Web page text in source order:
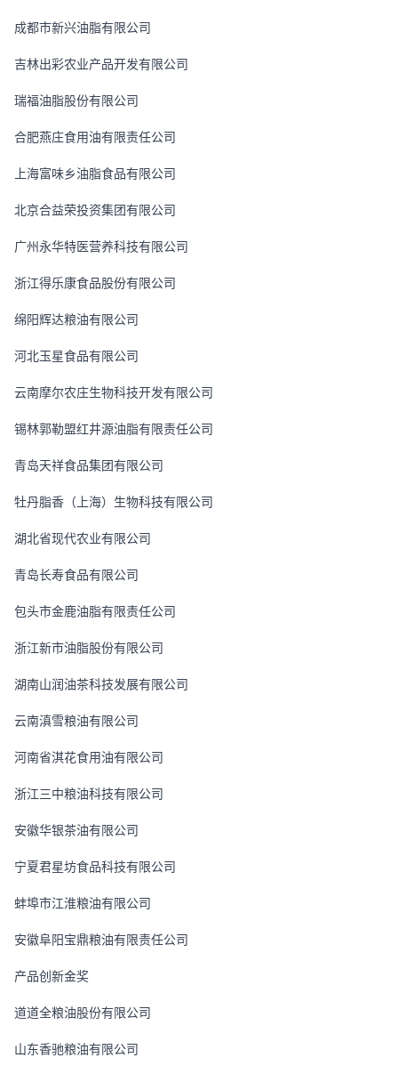
成都市新兴油脂有限公司
吉林出彩农业产品开发有限公司
瑞福油脂股份有限公司
合肥燕庄食用油有限责任公司
上海富味乡油脂食品有限公司
北京合益荣投资集团有限公司
广州永华特医营养科技有限公司
浙江得乐康食品股份有限公司
绵阳辉达粮油有限公司
河北玉星食品有限公司
云南摩尔农庄生物科技开发有限公司
锡林郭勒盟红井源油脂有限责任公司
青岛天祥食品集团有限公司
牡丹脂香（上海）生物科技有限公司
湖北省现代农业有限公司
青岛长寿食品有限公司
包头市金鹿油脂有限责任公司
浙江新市油脂股份有限公司
湖南山润油茶科技发展有限公司
云南滇雪粮油有限公司
河南省淇花食用油有限公司
浙江三中粮油科技有限公司
安徽华银茶油有限公司
宁夏君星坊食品科技有限公司
蚌埠市江淮粮油有限公司
安徽阜阳宝鼎粮油有限责任公司
产品创新金奖
道道全粮油股份有限公司
山东香驰粮油有限公司